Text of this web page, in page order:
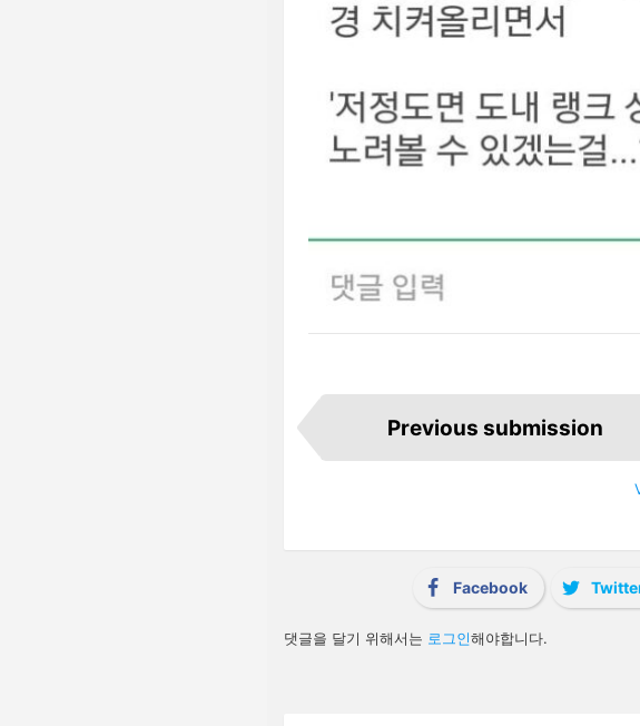
t
m
Previous submission
Facebook
답
글
댓글을 달기 위해서는 로그인해야합니다.